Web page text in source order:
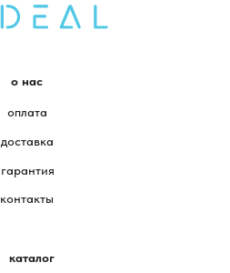
о нас
оплата
доставка
гарантия
каталог
контакты